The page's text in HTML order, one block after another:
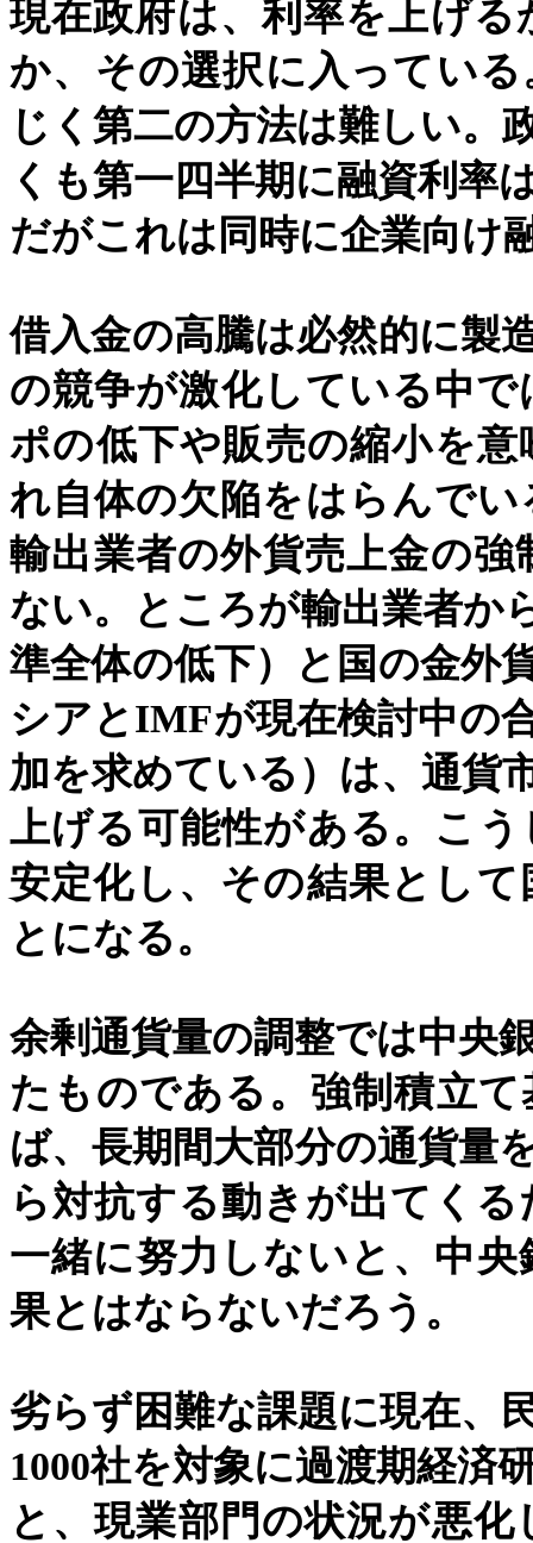
現在政府は、利率を上げ
か、その選択に入ってい
じく第二の方法は難しい。
くも第一四半期に融資利率
だがこれは同時に企業向け
借入金の高騰は必然的に製
の競争が激化している中
ポの低下や販売の縮小を
れ自体の欠陥をはらんで
輸出業者の外貨売上金の
ない。ところが輸出業者か
準全体の低下）と国の金外
シアとIMFが現在検討中の
加を求めている）は、通貨
上げる可能性がある。こ
安定化し、その結果とし
とになる。
余剰通貨量の調整では中央
たものである。強制積立
ば、長期間大部分の通貨量
ら対抗する動きが出てく
一緒に努力しないと、中
果とはならないだろう。
劣らず困難な課題に現在、
1000社を対象に過渡期経済
と、現業部門の状況が悪